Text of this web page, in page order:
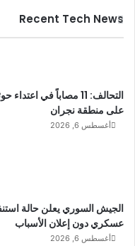
Recent Tech News
التحالف: 11 مصاباً في اعتداء
على منطقة نجران
أغسطس 6, 2026
الجيش السوري يعلن حالة
عسكري دون إعلان الأسباب
أغسطس 6, 2026